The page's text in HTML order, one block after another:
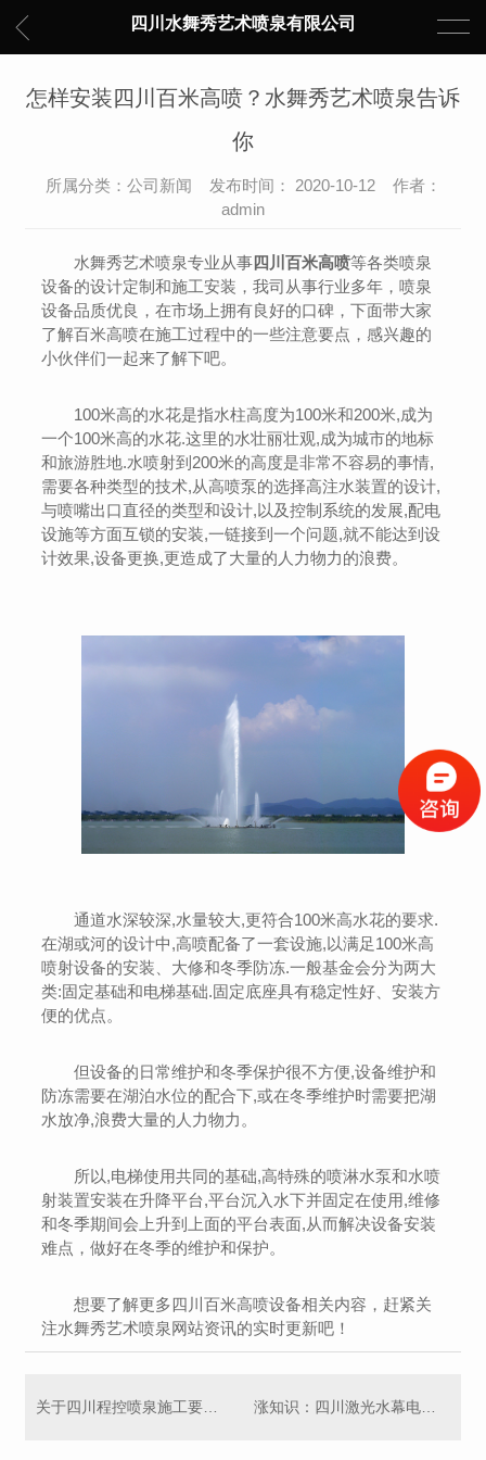
四川水舞秀艺术喷泉有限公司
怎样安装四川百米高喷？水舞秀艺术喷泉告诉
你
所属分类：公司新闻 发布时间： 2020-10-12 作者：
admin
水舞秀艺术喷泉专业从事四川百米高喷等各类喷泉
设备的设计定制和施工安装，我司从事行业多年，喷泉
设备品质优良，在市场上拥有良好的口碑，下面带大家
了解百米高喷在施工过程中的一些注意要点，感兴趣的
小伙伴们一起来了解下吧。
100米高的水花是指水柱高度为100米和200米,成为
一个100米高的水花.这里的水壮丽壮观,成为城市的地标
和旅游胜地.水喷射到200米的高度是非常不容易的事情,
需要各种类型的技术,从高喷泵的选择高注水装置的设计,
与喷嘴出口直径的类型和设计,以及控制系统的发展,配电
设施等方面互锁的安装,一链接到一个问题,就不能达到设
计效果,设备更换,更造成了大量的人力物力的浪费。
通道水深较深,水量较大,更符合100米高水花的要求.
在湖或河的设计中,高喷配备了一套设施,以满足100米高
喷射设备的安装、大修和冬季防冻.一般基金会分为两大
类:固定基础和电梯基础.固定底座具有稳定性好、安装方
便的优点。
但设备的日常维护和冬季保护很不方便,设备维护和
防冻需要在湖泊水位的配合下,或在冬季维护时需要把湖
水放净,浪费大量的人力物力。
所以,电梯使用共同的基础,高特殊的喷淋水泵和水喷
射装置安装在升降平台,平台沉入水下并固定在使用,维修
和冬季期间会上升到上面的平台表面,从而解决设备安装
难点，做好在冬季的维护和保护。
想要了解更多四川百米高喷设备相关内容，赶紧关
注水舞秀艺术喷泉网站资讯的实时更新吧！
关于四川程控喷泉施工要点，你都了解哪些？ 涨知识：四川激光水幕电影施工中水幕激光灯的安装方法